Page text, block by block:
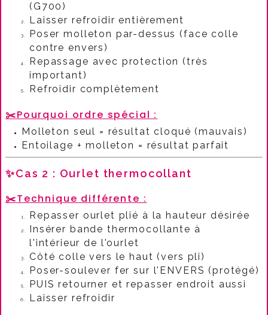
(G700)
Laisser refroidir entièrement
Poser molleton par-dessus (face colle
contre envers)
Repassage avec protection (très
important)
Refroidir complètement
✂️Pourquoi ordre spécial :​
Molleton seul = résultat cloqué (mauvais)
Entoilage + molleton = résultat parfait
✨Cas 2 : Ourlet thermocollant
✂️Technique différente :​
Repasser ourlet plié à la hauteur désirée
Insérer bande thermocollante à
l'intérieur de l'ourlet
Côté colle vers le haut (vers pli)
Poser-soulever fer sur l'ENVERS (protégé)
PUIS retourner et repasser endroit aussi
Laisser refroidir